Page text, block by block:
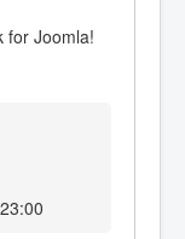
for Joomla!